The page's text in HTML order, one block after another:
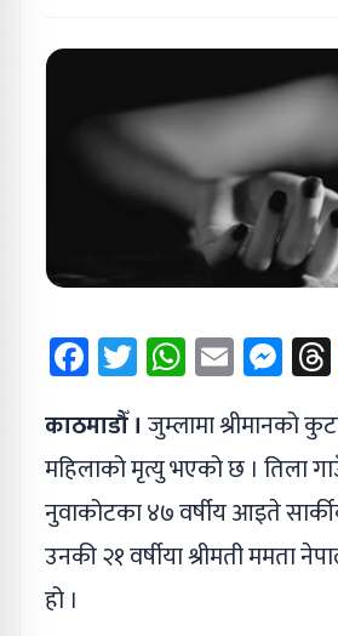
Facebook
TwitterEmail
काठमाडौँ । जुम्लामा श्रीमानको
महिलाको मृत्यु भएको छ । तिला
नुवाकोटका ४७ वर्षीय आइते
उनकी २१ वर्षीया श्रीमती ममता
हो ।